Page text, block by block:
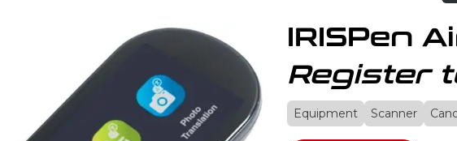
IRISPen
Register
Equipment Scanner